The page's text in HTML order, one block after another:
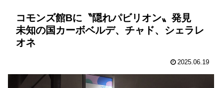
コモンズ館Bに〝隠れパビリオン〟発見
未知の国カーボベルデ、チャド、シェラレ
オネ
2025.06.19